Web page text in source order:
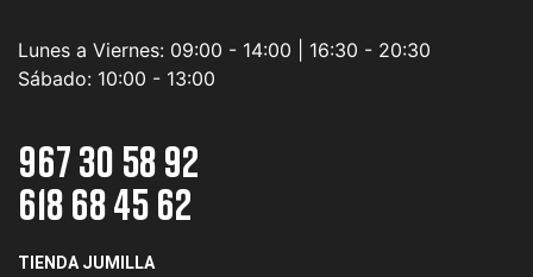
Lunes a Viernes: 09:00 - 14:00 | 16:30 - 20:30
Sábado: 10:00 - 13:00
967 30 58 92
618 68 45 62
TIENDA JUMILLA